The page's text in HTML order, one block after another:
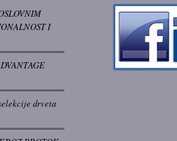
I
drveta